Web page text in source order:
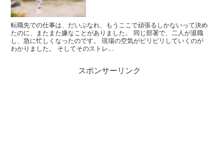
転職先での仕事は、だいぶなれ、もうここで頑張るしかないって決め
たのに、またまた嫌なことがありました。 同じ部署で、二人が退職
し、急に忙しくなったのです。 現場の空気がピリピリしていくのが
わかりました。 そしてそのストレ...
スポンサーリンク